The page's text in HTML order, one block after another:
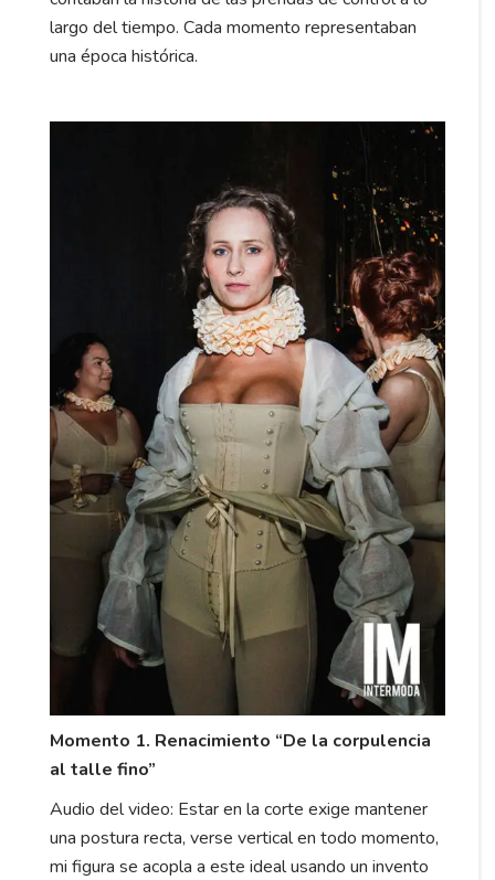
largo del tiempo. Cada momento representaban
una época histórica.
Momento 1. Renacimiento “De la corpulencia
al talle fino”
Audio del video: Estar en la corte exige mantener
una postura recta, verse vertical en todo momento,
mi figura se acopla a este ideal usando un invento